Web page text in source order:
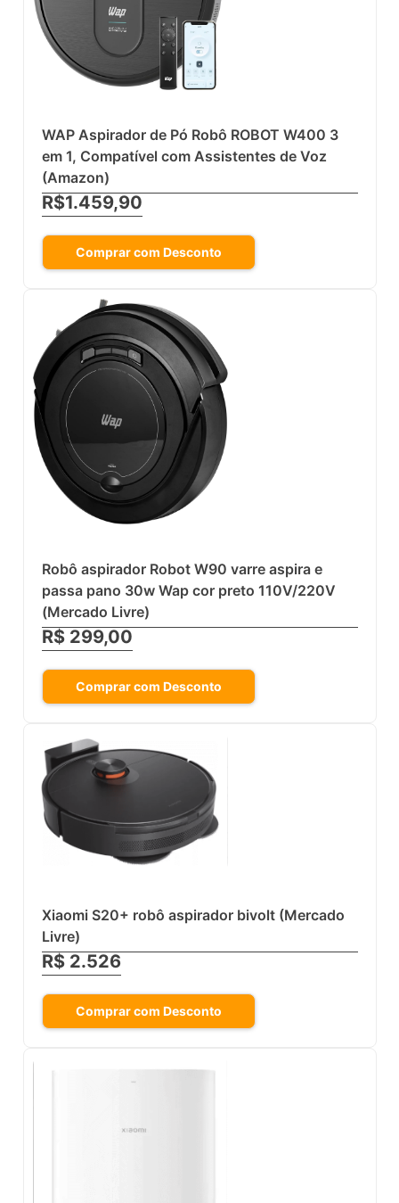
WAP Aspirador de Pó Robô ROBOT W400 3
em 1, Compatível com Assistentes de Voz
(Amazon)
R$1.459,90
Comprar com Desconto
Robô aspirador Robot W90 varre aspira e
passa pano 30w Wap cor preto 110V/220V
(Mercado Livre)
R$ 299,00
Comprar com Desconto
Xiaomi S20+ robô aspirador bivolt (Mercado
Livre)
R$ 2.526
Comprar com Desconto